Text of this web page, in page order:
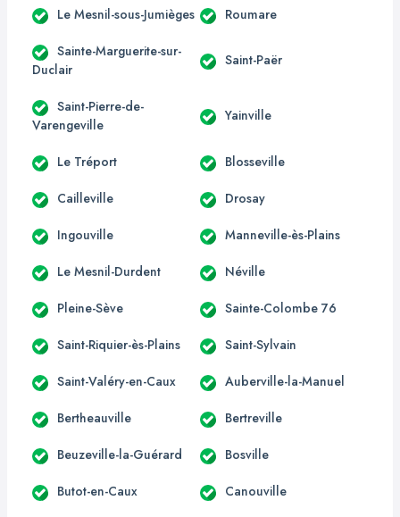
Le Mesnil-sous-Jumièges Roumare
Sainte-Marguerite-sur-
Duclair
Saint-Paër
Saint-Pierre-de-
Varengeville
Yainville
Le Tréport Blosseville
Cailleville Drosay
Ingouville Manneville-ès-Plains
Le Mesnil-Durdent Néville
Pleine-Sève Sainte-Colombe 76
Saint-Riquier-ès-Plains Saint-Sylvain
Saint-Valéry-en-Caux Auberville-la-Manuel
Bertheauville Bertreville
Beuzeville-la-Guérard Bosville
Butot-en-Caux Canouville